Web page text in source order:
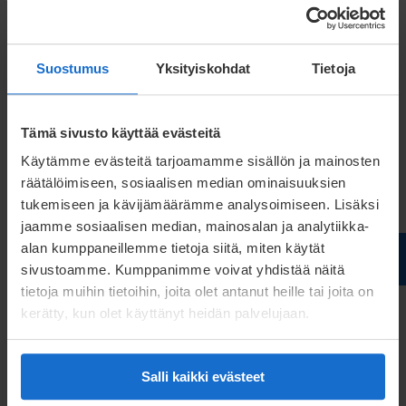
Suostumus Yksityiskohdat Tietoja
Tämä sivusto käyttää evästeitä
Käytämme evästeitä tarjoamamme sisällön ja mainosten
räätälöimiseen, sosiaalisen median ominaisuuksien
tukemiseen ja kävijämäärämme analysoimiseen. Lisäksi
jaamme sosiaalisen median, mainosalan ja analytiikka-
alan kumppaneillemme tietoja siitä, miten käytät
sivustoamme. Kumppanimme voivat yhdistää näitä
tietoja muihin tietoihin, joita olet antanut heille tai joita on
kerätty, kun olet käyttänyt heidän palvelujaan.
Salli kaikki evästeet
korta transportsträckor. För kunder från
Centraleuropa innebär det tillförlitlighet,
transparent samarbete och ett komplett utbud av
mervärdestjänster som pulverlackering, montering
och förpackning. Vi hjälper våra kunder att förenkla
sina leveranskedjor och förbättra hållbarheten med
våra erfarna team och en stark lokal produktion.
Fler bra anledningar på vår blogg